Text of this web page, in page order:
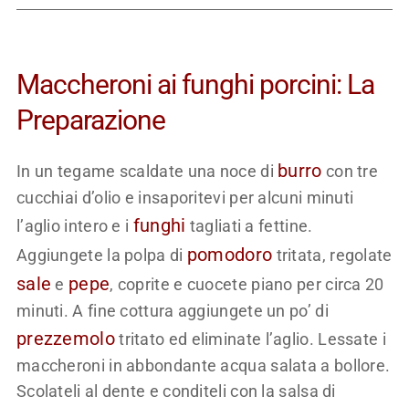
Maccheroni ai funghi porcini: La
Preparazione
In un tegame scaldate una noce di burro con tre
cucchiai d’olio e insaporitevi per alcuni minuti
l’aglio intero e i funghi tagliati a fettine.
Aggiungete la polpa di pomodoro tritata, regolate
sale e pepe, coprite e cuocete piano per circa 20
minuti. A fine cottura aggiungete un po’ di
prezzemolotritato ed eliminate l’aglio. Lessate i
maccheroni in abbondante acqua salata a bollore.
Scolateli al dente e conditeli con la salsa di